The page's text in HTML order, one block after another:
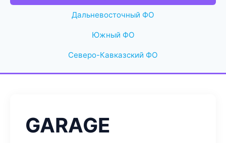
Дальневосточный ФО
Южный ФО
Северо-Кавказский ФО
GARAGE